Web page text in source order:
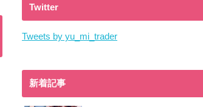
Twitter
Tweets by yu_mi_trader
新着記事